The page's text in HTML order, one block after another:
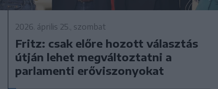
2026. április 25., szombat
Fritz: csak előre hozott választás
útján lehet megváltoztatni a
parlamenti erőviszonyokat